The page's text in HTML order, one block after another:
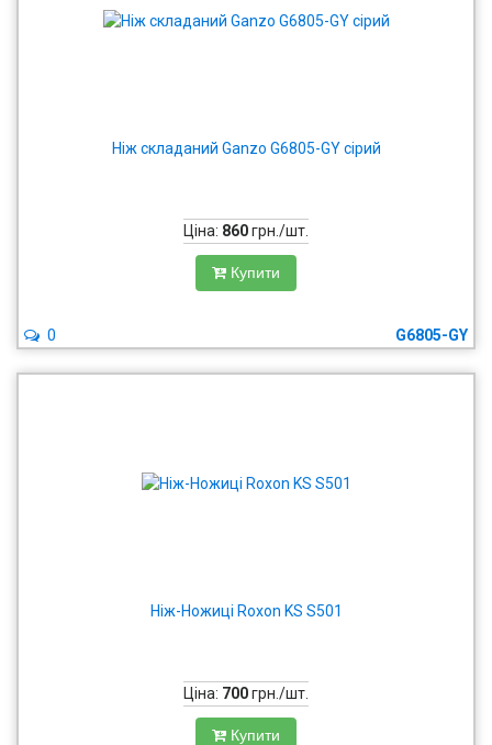
Ніж складаний Ganzo G6805-GY сірий
Ціна: 860грн./шт.
Купити
G6805-GY
0
Ніж-Ножиці Roxon KS S501
Ціна: 700грн./шт.
Купити